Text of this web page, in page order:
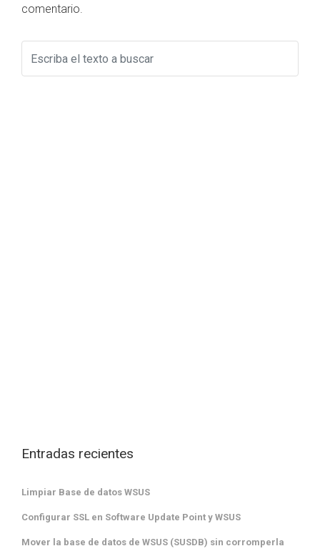
comentario.
Entradas recientes
Limpiar Base de datos WSUS
Configurar SSL en Software Update Point y WSUS
Mover la base de datos de WSUS (SUSDB) sin corromperla